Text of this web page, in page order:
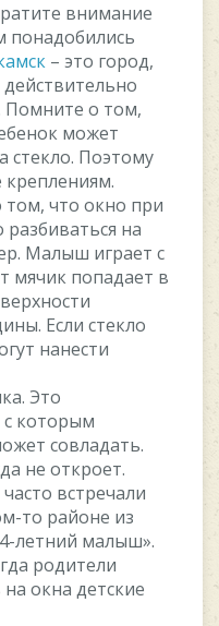
внимание
понадобились
– это город,
Помните о том,
может
стекло. Поэтому
что окно при
на
Малыш играет с
мячик попадает в
Если стекло
нанести
Это
с которым
совладать.
не откроет.
встречали
то районе из
летний малыш».
родители
окна детские